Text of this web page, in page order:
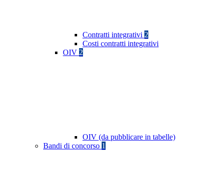
Contratti integrativi 2
Costi contratti integrativi
OIV 2
OIV (da pubblicare in tabelle)
Bandi di concorso 1